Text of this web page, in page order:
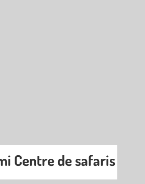
Centre de safaris